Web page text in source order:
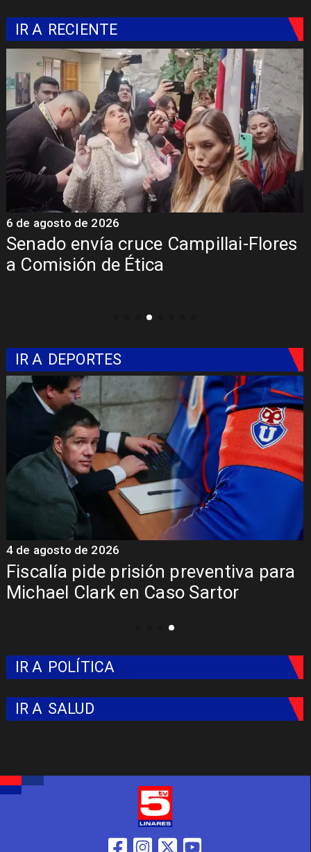
IR A RECIENTE
Senado envía cruce Campillai-Flores
a Comisión de Ética
6 de agosto de 2026
IR A DEPORTES
Fiscalía pide prisión preventiva para
Michael Clark en Caso Sartor
4 de agosto de 2026
IR A POLÍTICA
IR A SALUD